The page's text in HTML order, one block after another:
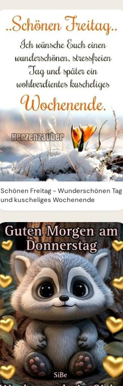
Schönen Freitag - Wunderschönen Tag
und kuscheliges Wochenende